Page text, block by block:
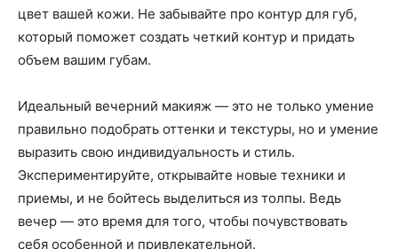
цвет вашей кожи. Не забывайте про контур для губ,
который поможет создать четкий контур и придать
объем вашим губам.
Идеальный вечерний макияж — это не только умение
правильно подобрать оттенки и текстуры, но и умение
выразить свою индивидуальность и стиль.
Экспериментируйте, открывайте новые техники и
приемы, и не бойтесь выделиться из толпы. Ведь
вечер — это время для того, чтобы почувствовать
себя особенной и привлекательной.